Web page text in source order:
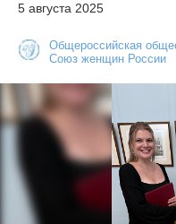
5 августа 2025
Общероссийская
Союз женщин России